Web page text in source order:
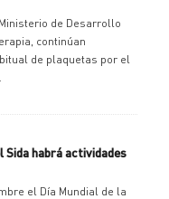
de Desarrollo
continúan
de plaquetas por el
Sida habrá actividades
el Día Mundial de la